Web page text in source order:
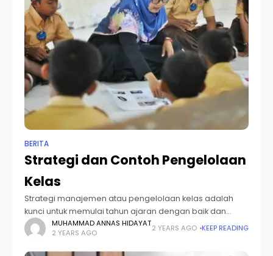
BERITA
Strategi dan Contoh Pengelolaan
Kelas
Strategi manajemen atau pengelolaan kelas adalah
kunci untuk memulai tahun ajaran dengan baik dan
menjaga suasana kelas yang positif sepanjang tahun.
Strategi pengelolaan kelas yang digunakan dapat
bervariasi tergantung pada
MUHAMMAD ANNAS HIDAYAT
2 YEARS AGO
2 YEARS AGO KEEP READING